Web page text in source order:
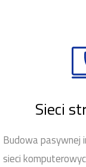
Sieci
Budowa pasywnej
sieci